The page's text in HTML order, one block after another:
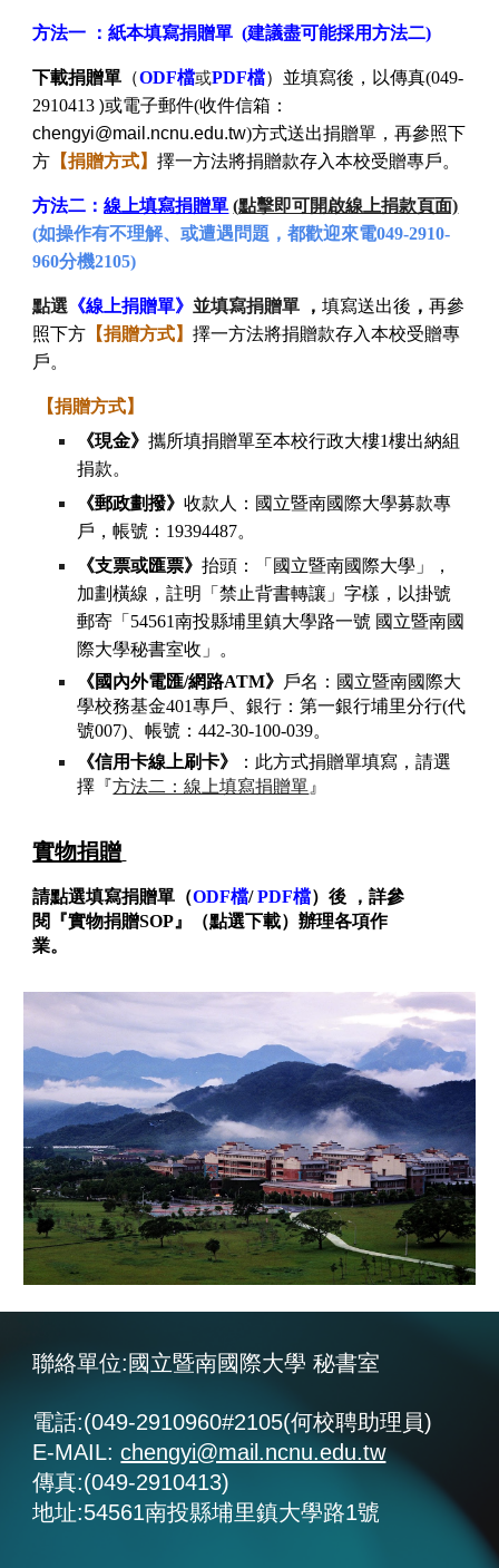
方法一 ：紙本填寫捐贈單 (建議盡可能採用方法二)
下載捐贈單 （ODF檔或PDF檔）並填寫後，以傳真(049-
2910413 )或電子郵件(收件信箱：
chengyi@mail.ncnu.edu.tw)方式送出捐贈單，再參照下
方 【捐贈方式】擇一方法將捐贈款存入本校受贈專戶。
方法二：線上填寫捐贈單 (點擊即可開啟線上捐款頁面)
(如操作有不理解、或遭遇問題，都歡迎來電049-2910-
960分機2105)
點選 《線上捐贈單》 並填寫捐贈單 ，填寫送出後 ，再參
照下方 【捐贈方式】擇一方法將捐贈款存入本校受贈專
戶。
【捐贈方式】
《現金》攜所填捐贈單至本校行政大樓1樓出納組
捐款。
《郵政劃撥》收款人：國立暨南國際大學募款專
戶，帳號：19394487。
《支票或匯票》抬頭：「國立暨南國際大學」，
加劃橫線，註明「禁止背書轉讓」字樣，以掛號
郵寄「54561南投縣埔里鎮大學路一號 國立暨南國
際大學秘書室收」。
《國內外電匯/網路ATM》 戶名：國立暨南國際大
學校務基金401專戶、銀行：第一銀行埔里分行(代
號007)、帳號：442-30-100-039。
《信用卡線上刷卡》
：此方式捐贈單填寫，請選
擇『方法二：線上填寫捐贈單 』
實物捐贈
請點選填寫捐贈單（ODF檔/ PDF檔）後 ，詳參
閱『實物捐贈SOP 』（點選下載）辦理各項作
業。
聯絡單位:國立暨南國際大學 秘書室
電話:(049-2910960#2105(何校聘助理員)
E-MAIL:chengyi@mail.ncnu.edu.tw
傳真:(049-2910413)
地址:54561南投縣埔里鎮大學路1號